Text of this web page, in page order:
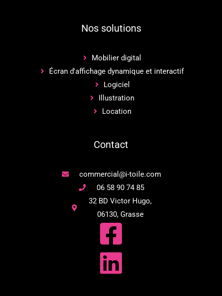
Nos solutions
Mobilier digital
Écran d'affichage dynamique et interactif
Logiciel
Illustration
Location
Contact
commercial@i-toile.com
06 58 90 74 85
32 BD Victor Hugo,
06130, Grasse